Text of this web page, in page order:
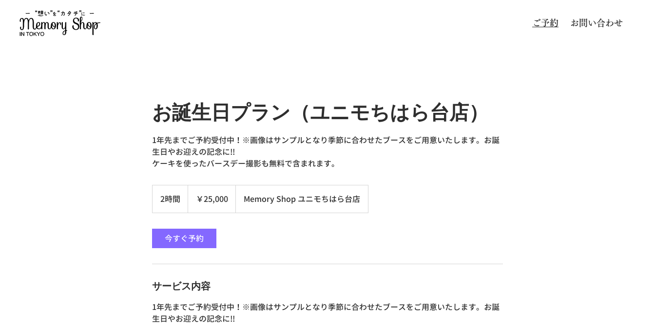
ご予約 お問い合わせ
お誕生日プラン（ユニモちはら台店）
1年先までご予約受付中！※画像はサンプルとなり季節に合わせたブースをご用意いたします。お誕
生日やお迎えの記念に!!
ケーキを使ったバースデー撮影も無料で含まれます。
2時間
時
￥25,000 Memory Shop ユニモちはら台店
今すぐ予約
サービス内容
1年先までご予約受付中！※画像はサンプルとなり季節に合わせたブースをご用意いたします。お誕
生日やお迎えの記念に!!